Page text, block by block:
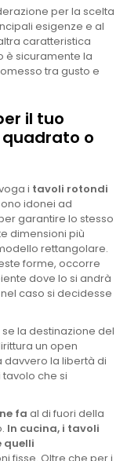
per la scelta
esigenze e al
caratteristica
è sicuramente la
tra gusto e
il tuo
o
i tavoli rotondi
idonei ad
garantire lo stesso
dimensioni più
rettangolare.
forme, occorre
dove lo si andrà
caso si decidesse
la destinazione del
un open
davvero la libertà di
che si
fa al di fuori della
In cucina, i tavoli
quelli